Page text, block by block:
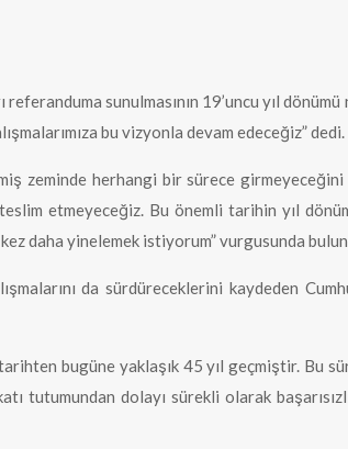
sunulmasının 19’uncu yıl
bu vizyonla devam edeceğiz” dedi.
zeminde herhangi bir sürece
etmeyeceğiz. Bu önemli tarihin yıl
daha yinelemek istiyorum” vurgusunda
da sürdüreceklerini kaydeden
bugüne yaklaşık 45 yıl geçmiştir. Bu
tutumundan dolayı sürekli olarak